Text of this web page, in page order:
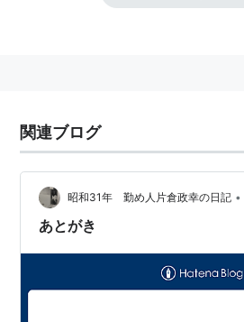
関連ブログ
昭和31年 勤め人片倉政幸の日記 •
あとがき